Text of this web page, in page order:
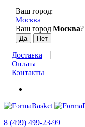
Ваш город:
Москва
Ваш город Москва?
Доставка
Оплата
Контакты
8 (499) 499-23-99